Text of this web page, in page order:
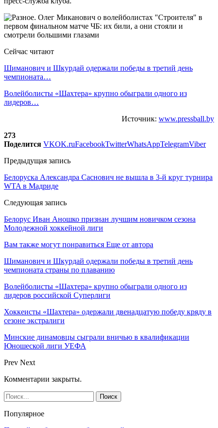
Сейчас читают
Шиманович и Шкурдай одержали победы в третий день
чемпионата…
Волейболисты «Шахтера» крупно обыграли одного из
лидеров…
Источник: www.pressball.by
273
Поделится VKOK.ruFacebookTwitterWhatsAppTelegramViber
Предыдущая запись
Белоруска Александра Саснович не вышла в 3-й круг турнира
WTA в Мадриде
Следующая запись
Белорус Иван Аношко признан лучшим новичком сезона
Молодежной хоккейной лиги
Вам также могут понравиться Еще от автора
Шиманович и Шкурдай одержали победы в третий день
чемпионата страны по плаванию
Волейболисты «Шахтера» крупно обыграли одного из
лидеров российской Суперлиги
Хоккеисты «Шахтера» одержали двенадцатую победу кряду в
сезоне экстралиги
Минские динамовцы сыграли вничью в квалификации
Юношеской лиги УЕФА
Prev Next
Комментарии закрыты.
Популярное